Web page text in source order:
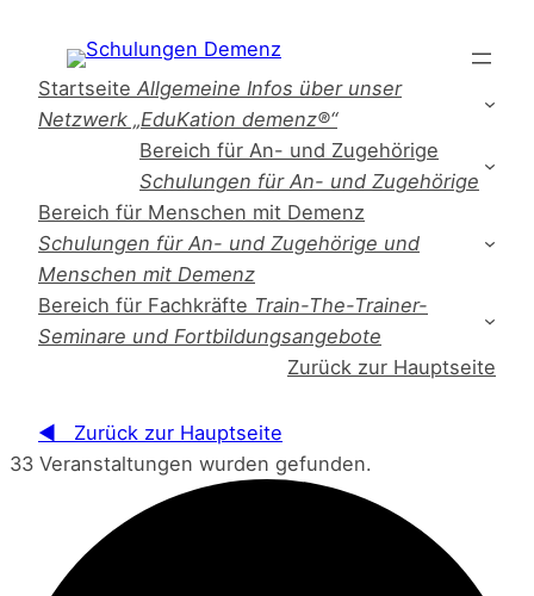
Startseite Allgemeine Infos über unser
Netzwerk „EduKation demenz®“
Bereich für An- und Zugehörige
Schulungen für An- und Zugehörige
Bereich für Menschen mit Demenz
Schulungen für An- und Zugehörige und
Menschen mit Demenz
Bereich für Fachkräfte Train-The-Trainer-
Seminare und Fortbildungsangebote
Zurück zur Hauptseite
◀ Zurück zur Hauptseite
33 Veranstaltungen wurden gefunden.